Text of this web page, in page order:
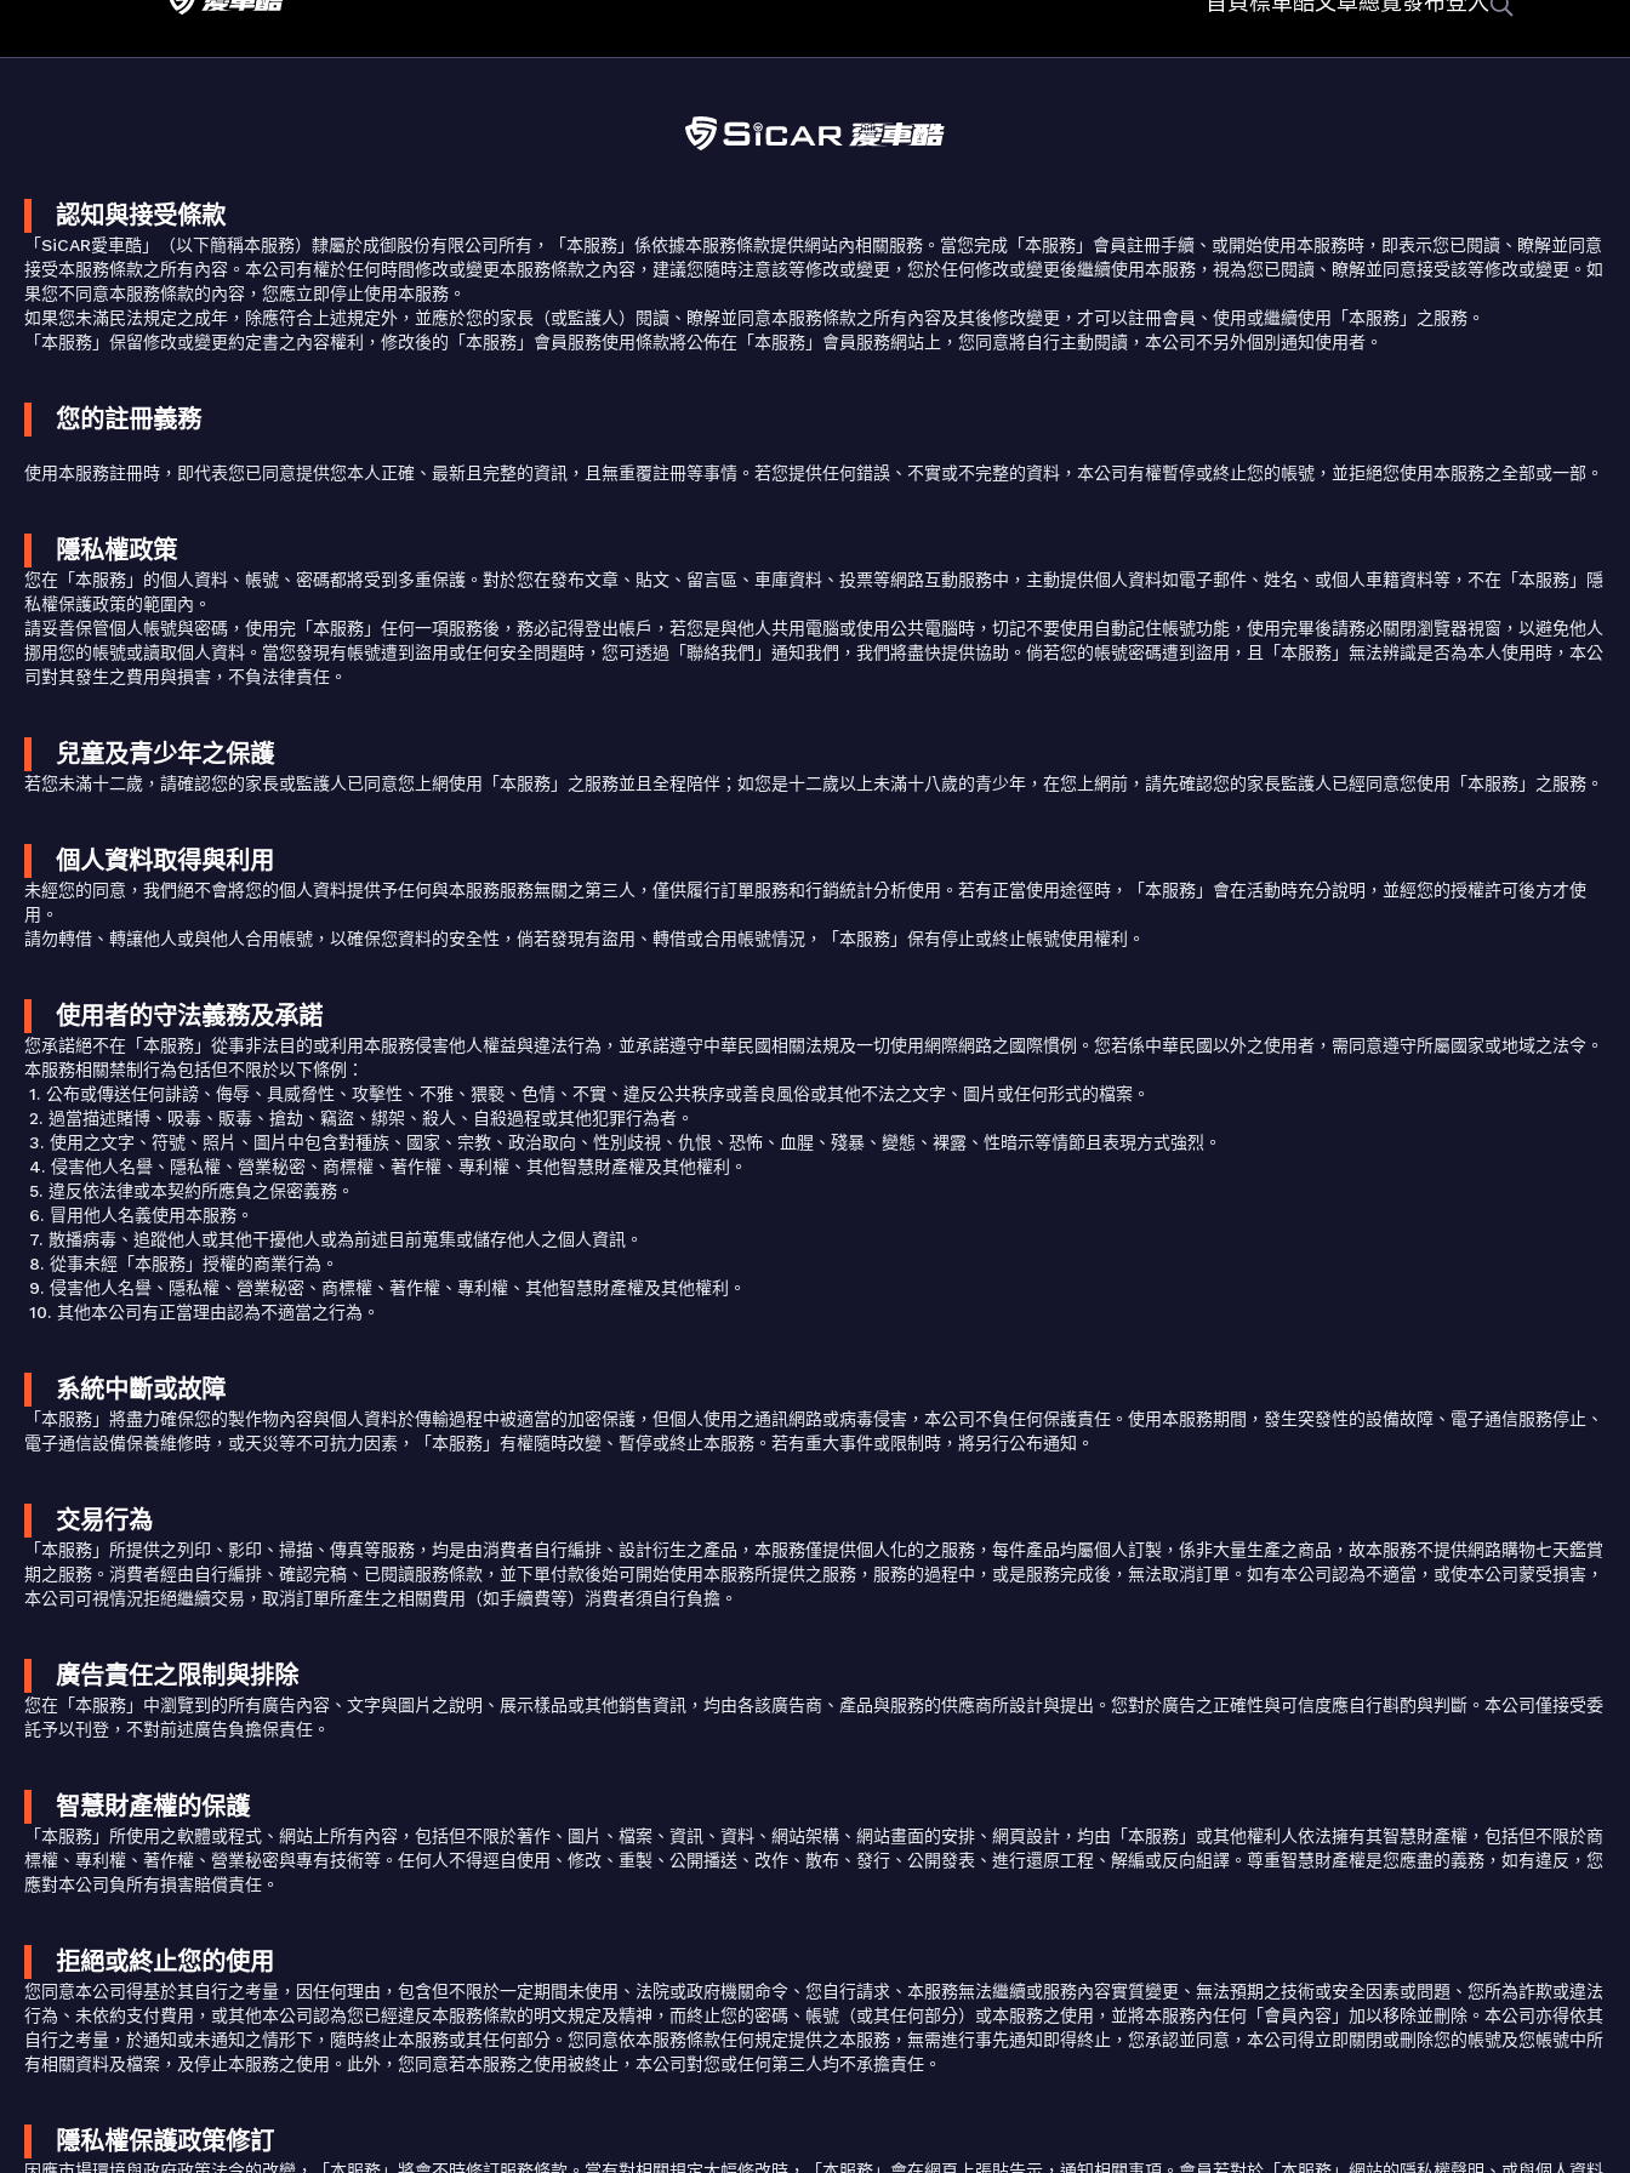
認知與接受條款
「SiCAR愛車酷」（以下簡稱本服務）隸屬於成御股份有限公司所有，「本服務」係依據本服務條款提供網站內相關服務。當您完成「本服務」會員註冊手續、或開始使用本服務時，即表示您已閱讀、瞭解並同意
接受本服務條款之所有內容。本公司有權於任何時間修改或變更本服務條款之內容，建議您隨時注意該等修改或變更，您於任何修改或變更後繼續使用本服務，視為您已閱讀、瞭解並同意接受該等修改或變更。如
果您不同意本服務條款的內容，您應立即停止使用本服務。
如果您未滿民法規定之成年，除應符合上述規定外，並應於您的家長（或監護人）閱讀、瞭解並同意本服務條款之所有內容及其後修改變更，才可以註冊會員、使用或繼續使用「本服務」之服務。
「本服務」保留修改或變更約定書之內容權利，修改後的「本服務」會員服務使用條款將公佈在「本服務」會員服務網站上，您同意將自行主動閱讀，本公司不另外個別通知使用者。
您的註冊義務
使用本服務註冊時，即代表您已同意提供您本人正確、最新且完整的資訊，且無重覆註冊等事情。若您提供任何錯誤、不實或不完整的資料，本公司有權暫停或終止您的帳號，並拒絕您使用本服務之全部或一部。
隱私權政策
您在「本服務」的個人資料、帳號、密碼都將受到多重保護。對於您在發布文章、貼文、留言區、車庫資料、投票等網路互動服務中，主動提供個人資料如電子郵件、姓名、或個人車籍資料等，不在「本服務」隱
私權保護政策的範圍內。
請妥善保管個人帳號與密碼，使用完「本服務」任何一項服務後，務必記得登出帳戶，若您是與他人共用電腦或使用公共電腦時，切記不要使用自動記住帳號功能，使用完畢後請務必關閉瀏覽器視窗，以避免他人
挪用您的帳號或讀取個人資料。當您發現有帳號遭到盜用或任何安全問題時，您可透過「聯絡我們」通知我們，我們將盡快提供協助。倘若您的帳號密碼遭到盜用，且「本服務」無法辨識是否為本人使用時，本公
司對其發生之費用與損害，不負法律責任。
兒童及青少年之保護
若您未滿十二歲，請確認您的家長或監護人已同意您上網使用「本服務」之服務並且全程陪伴；如您是十二歲以上未滿十八歲的青少年，在您上網前，請先確認您的家長監護人已經同意您使用「本服務」之服務。
個人資料取得與利用
未經您的同意，我們絕不會將您的個人資料提供予任何與本服務服務無關之第三人，僅供履行訂單服務和行銷統計分析使用。若有正當使用途徑時，「本服務」會在活動時充分說明，並經您的授權許可後方才使
用。
請勿轉借、轉讓他人或與他人合用帳號，以確保您資料的安全性，倘若發現有盜用、轉借或合用帳號情況，「本服務」保有停止或終止帳號使用權利。
使用者的守法義務及承諾
您承諾絕不在「本服務」從事非法目的或利用本服務侵害他人權益與違法行為，並承諾遵守中華民國相關法規及一切使用網際網路之國際慣例。您若係中華民國以外之使用者，需同意遵守所屬國家或地域之法令。
本服務相關禁制行為包括但不限於以下條例：
1. 公布或傳送任何誹謗、侮辱、具威脅性、攻擊性、不雅、猥褻、色情、不實、違反公共秩序或善良風俗或其他不法之文字、圖片或任何形式的檔案。
2. 過當描述賭博、吸毒、販毒、搶劫、竊盜、綁架、殺人、自殺過程或其他犯罪行為者。
3. 使用之文字、符號、照片、圖片中包含對種族、國家、宗教、政治取向、性別歧視、仇恨、恐怖、血腥、殘暴、變態、裸露、性暗示等情節且表現方式強烈。
4. 侵害他人名譽、隱私權、營業秘密、商標權、著作權、專利權、其他智慧財產權及其他權利。
5. 違反依法律或本契約所應負之保密義務。
6. 冒用他人名義使用本服務。
7. 散播病毒、追蹤他人或其他干擾他人或為前述目前蒐集或儲存他人之個人資訊。
8. 從事未經「本服務」授權的商業行為。
9. 侵害他人名譽、隱私權、營業秘密、商標權、著作權、專利權、其他智慧財產權及其他權利。
10. 其他本公司有正當理由認為不適當之行為。
系統中斷或故障
「本服務」將盡力確保您的製作物內容與個人資料於傳輸過程中被適當的加密保護，但個人使用之通訊網路或病毒侵害，本公司不負任何保護責任。使用本服務期間，發生突發性的設備故障、電子通信服務停止、
電子通信設備保養維修時，或天災等不可抗力因素，「本服務」有權隨時改變、暫停或終止本服務。若有重大事件或限制時，將另行公布通知。
交易行為
「本服務」所提供之列印、影印、掃描、傳真等服務，均是由消費者自行編排、設計衍生之產品，本服務僅提供個人化的之服務，每件產品均屬個人訂製，係非大量生產之商品，故本服務不提供網路購物七天鑑賞
期之服務。消費者經由自行編排、確認完稿、已閱讀服務條款，並下單付款後始可開始使用本服務所提供之服務，服務的過程中，或是服務完成後，無法取消訂單。如有本公司認為不適當，或使本公司蒙受損害，
本公司可視情況拒絕繼續交易，取消訂單所產生之相關費用（如手續費等）消費者須自行負擔。
廣告責任之限制與排除
您在「本服務」中瀏覽到的所有廣告內容、文字與圖片之說明、展示樣品或其他銷售資訊，均由各該廣告商、產品與服務的供應商所設計與提出。您對於廣告之正確性與可信度應自行斟酌與判斷。本公司僅接受委
託予以刊登，不對前述廣告負擔保責任。
智慧財產權的保護
「本服務」所使用之軟體或程式、網站上所有內容，包括但不限於著作、圖片、檔案、資訊、資料、網站架構、網站畫面的安排、網頁設計，均由「本服務」或其他權利人依法擁有其智慧財產權，包括但不限於商
標權、專利權、著作權、營業秘密與專有技術等。任何人不得逕自使用、修改、重製、公開播送、改作、散布、發行、公開發表、進行還原工程、解編或反向組譯。尊重智慧財產權是您應盡的義務，如有違反，您
應對本公司負所有損害賠償責任。
拒絕或終止您的使用
您同意本公司得基於其自行之考量，因任何理由，包含但不限於一定期間未使用、法院或政府機關命令、您自行請求、本服務無法繼續或服務內容實質變更、無法預期之技術或安全因素或問題、您所為詐欺或違法
行為、未依約支付費用，或其他本公司認為您已經違反本服務條款的明文規定及精神，而終止您的密碼、帳號（或其任何部分）或本服務之使用，並將本服務內任何「會員內容」加以移除並刪除。本公司亦得依其
自行之考量，於通知或未通知之情形下，隨時終止本服務或其任何部分。您同意依本服務條款任何規定提供之本服務，無需進行事先通知即得終止，您承認並同意，本公司得立即關閉或刪除您的帳號及您帳號中所
有相關資料及檔案，及停止本服務之使用。此外，您同意若本服務之使用被終止，本公司對您或任何第三人均不承擔責任。
隱私權保護政策修訂